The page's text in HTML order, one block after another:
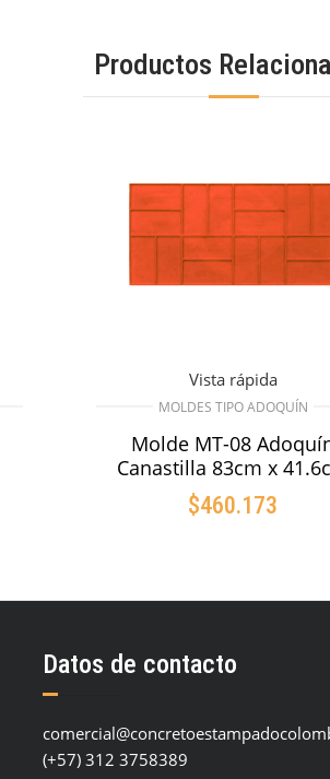
Productos
Vista rápida
MOLDES TIPO ADOQUÍN
Molde MT-08
Canastilla 83cm x
$460.173
Datos de contacto
(+57) 312 3758389